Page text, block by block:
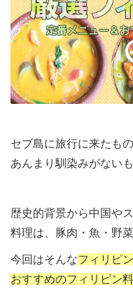
セブ島に旅行に来たも
あんまり馴染みがない
歴史的背景から中国や
料理は、豚肉・魚・野
今回はそんなフィリピ
おすすめのフィリピン